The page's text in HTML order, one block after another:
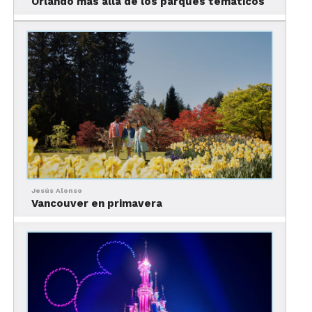
viajero perfecto disfruta de los cruceros y la
observación de ballenas. Sitio web:
www.travelalaska.com/InsidePassage
4. Parque Nacional de los
Fiordos de Kenai:
Ofrece una combinación de glaciares, montañas
escarpadas y fauna salvaje. La mejor temporada
para visitar es de mayo a septiembre. El viajero
Jesús Alonso
Vancouver en primavera